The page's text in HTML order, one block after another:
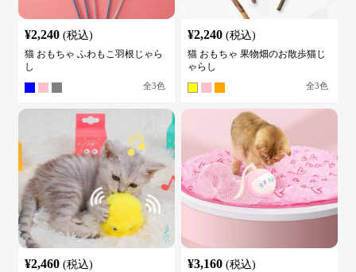
¥2,240 (税込)
猫 おもちゃ ふわもこ羽根じゃら
し
全3色
¥2,240 (税込)
猫 おもちゃ 果物畑のお散歩猫じ
ゃらし
全3色
¥2,460 (税込) ¥3,160 (税込)